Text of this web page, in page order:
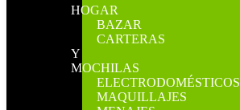
HOGAR
BAZAR
CARTERAS
Y
MOCHILAS
ELECTRODOMÉSTICOS
MAQUILLAJES